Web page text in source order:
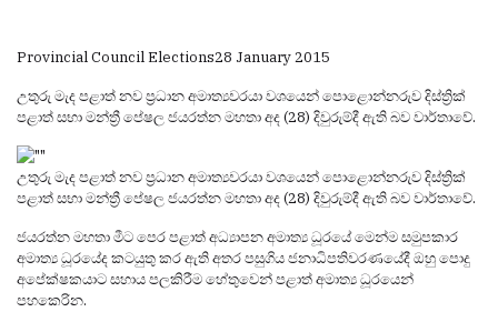
Provincial Council Elections28 January 2015
උතුරු මැද පළාත් නව ප්‍රධාන අමාත්‍යවරයා වශයෙන් පොළොන්නරුව දිස්ත්‍රික්
පළාත් සභා මන්ත්‍රී පේෂල ජයරත්න මහතා අද (28) දිවුරුම්දී ඇති බව වාර්තාවේ.
උතුරු මැද පළාත් නව ප්‍රධාන අමාත්‍යවරයා වශයෙන් පොළොන්නරුව දිස්ත්‍රික්
පළාත් සභා මන්ත්‍රී පේෂල ජයරත්න මහතා අද (28) දිවුරුම්දී ඇති බව වාර්තාවේ.
ජයරත්න මහතා මීට පෙර පළාත් අධ්‍යාපන අමාත්‍ය ධූරයේ මෙන්ම සමුපකාර
අමාත්‍ය ධූරයේද කටයුතු කර ඇති අතර පසුගිය ජනාධිපතිවරණයේදී ඔහු පොදු
අපේක්ෂකයාට සහාය පලකිරීම හේතුවෙන් පළාත් අමාත්‍ය ධූරයෙන්
පහකෙරින.